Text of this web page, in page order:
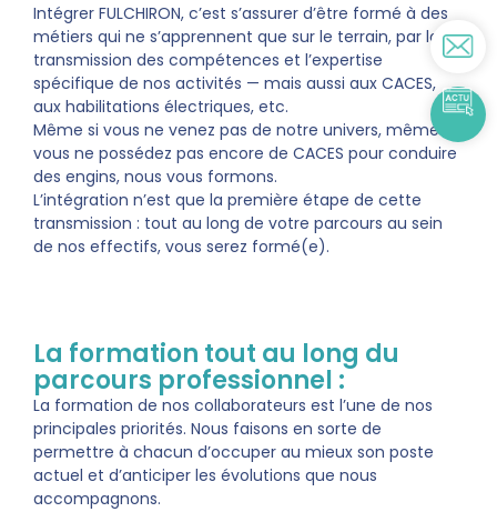
Intégrer FULCHIRON, c’est s’assurer d’être formé à des
métiers qui ne s’apprennent que sur le terrain, par la
transmission des compétences et l’expertise
spécifique de nos activités — mais aussi aux CACES,
aux habilitations électriques, etc.
Même si vous ne venez pas de notre univers, même si
vous ne possédez pas encore de CACES pour conduire
des engins, nous vous formons.
L’intégration n’est que la première étape de cette
transmission : tout au long de votre parcours au sein
de nos effectifs, vous serez formé(e).
La formation tout au long du
parcours professionnel :
La formation de nos collaborateurs est l’une de nos
principales priorités. Nous faisons en sorte de
permettre à chacun d’occuper au mieux son poste
actuel et d’anticiper les évolutions que nous
accompagnons.